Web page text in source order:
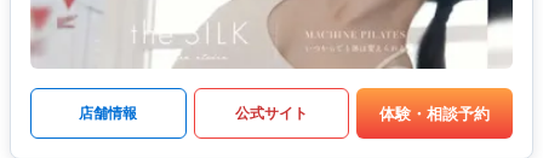
店舗情報 公式サイト 体験・相談予約